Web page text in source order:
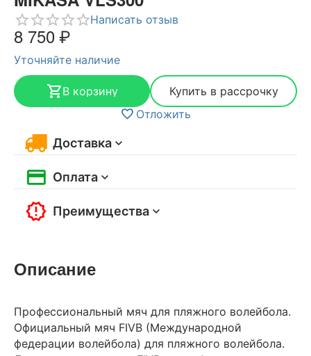
Написать отзыв
8 750₽
Уточняйте наличие
В корзину
Купить в рассрочку
Отложить
Доставка
Оплата
Преимущества
Описание
Профессиональный мяч для пляжного волейбола.
Официальный мяч FIVB (Международной
федерации волейбола) для пляжного волейбола.